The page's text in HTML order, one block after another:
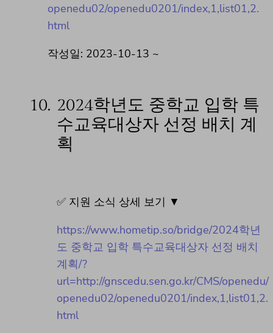
openedu02/openedu0201/index,1,list01,2.
html
작성일: 2023-10-13 ~
10. 2024학년도 중학교 입학 특
수교육대상자 선정 배치 계
획
✅ 지원 소식 상세 보기 ▼
https://www.hometip.so/bridge/2024학년
도 중학교 입학 특수교육대상자 선정 배치
계획/?
url=http://gnscedu.sen.go.kr/CMS/openedu/
openedu02/openedu0201/index,1,list01,2.
html